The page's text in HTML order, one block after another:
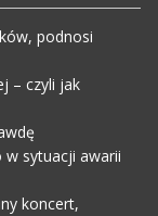
podnosi
– czyli jak
w sytuacji awarii
koncert,